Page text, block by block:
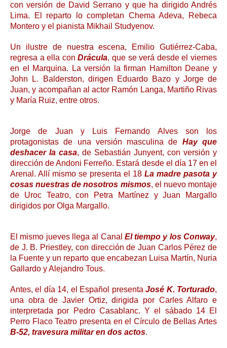
con versión de David Serrano y que ha dirigido Andrés
Lima. El reparto lo completan Chema Adeva, Rebeca
Montero y el pianista Mikhail Studyenov.
Un ilustre de nuestra escena, Emilio Gutiérrez-Caba,
regresa a ella conDrácula, que se verá desde el viernes
en el Marquina. La versión la firman Hamilton Deane y
John L. Balderston, dirigen Eduardo Bazo y Jorge de
Juan, y acompañan al actor Ramón Langa, Martiño Rivas
y María Ruiz, entre otros.
Jorge de Juan y Luis Fernando Alves son los
protagonistas de una versión masculina de Hay que
deshacer la casa, de Sebastián Junyent, con versión y
dirección de Andoni Ferreño. Estará desde el día 17 en el
Arenal. Allí mismo se presenta el 18 La madre pasota y
cosas nuestras de nosotros mismos, el nuevo montaje
de Uroc Teatro, con Petra Martínez y Juan Margallo
dirigidos por Olga Margallo.
El mismo jueves llega al Canal El tiempo y los Conway,
de J. B. Priestley, con dirección de Juan Carlos Pérez de
la Fuente y un reparto que encabezan Luisa Martín, Nuria
Gallardo y Alejandro Tous.
Antes, el día 14, el Español presentaJosé K. Torturado,
una obra de Javier Ortiz, dirigida por Carles Alfaro e
interpretada por Pedro Casablanc. Y el sábado 14 El
Perro Flaco Teatro presenta en el Círculo de Bellas Artes
B-52, travesura militar en dos actos.